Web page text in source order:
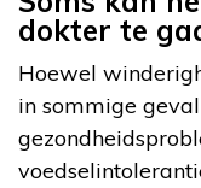
dokter te
Hoewel
in sommige